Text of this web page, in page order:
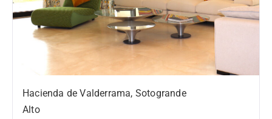
Hacienda de Valderrama, Sotogrande
Alto